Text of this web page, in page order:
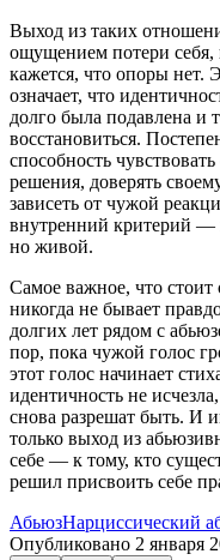
Выход из таких
ощущением потери себя,
кажется, что опоры нет.
означает, что
долго была подавлена и
восстановиться.
способность
решения, доверять
зависеть от чужой
внутренний критерий —
но живой.
Самое важное, что стоит
никогда не бывает
долгих лет рядом с
пор, пока чужой голос
этот голос начинает
идентичность не
снова разрешат быть. И
только выход из
себе — к тому, кто
решил присвоить себе
АбьюзНарциссический
Опубликовано 2 января